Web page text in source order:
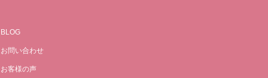
BLOG
お問い合わせ
お客様の声